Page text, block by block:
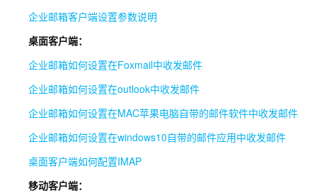
企业邮箱客户端设置参数说明
桌面客户端：
企业邮箱如何设置在Foxmail中收发邮件
企业邮箱如何设置在outlook中收发邮件
企业邮箱如何设置在MAC苹果电脑自带的邮件软件中收发邮件
企业邮箱如何设置在windows10自带的邮件应用中收发邮件
桌面客户端如何配置IMAP
移动客户端：